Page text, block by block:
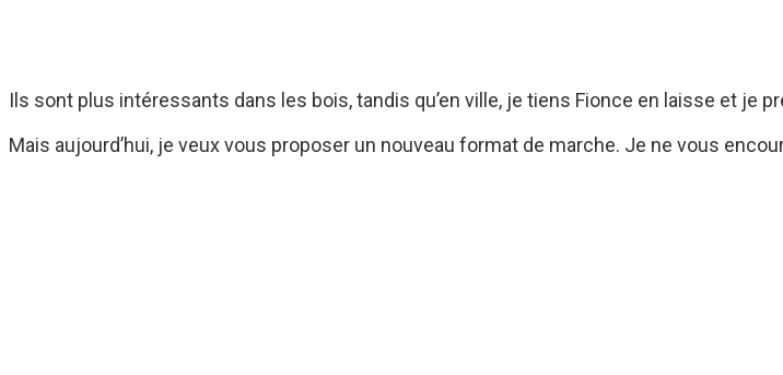
Ils sont plus intéressants dans les bois, tandis qu’en ville, je tiens Fionce en laisse et je
Mais aujourd’hui, je veux vous proposer un nouveau format de marche. Je ne vous